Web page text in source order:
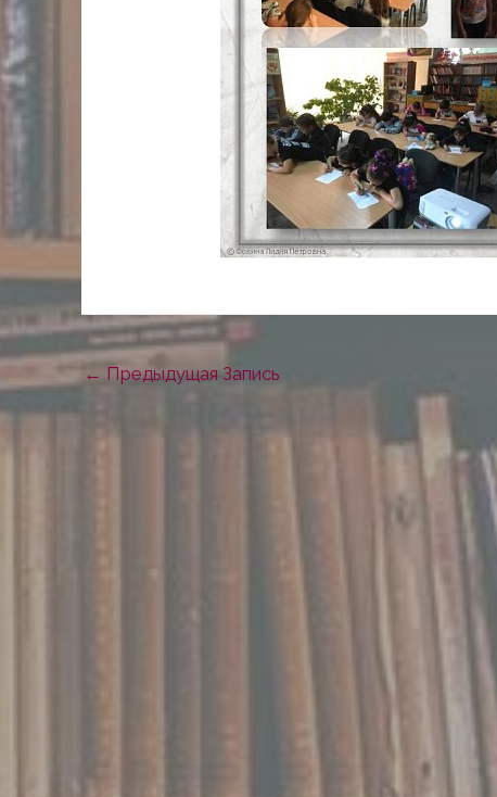
← Предыдущая Запись